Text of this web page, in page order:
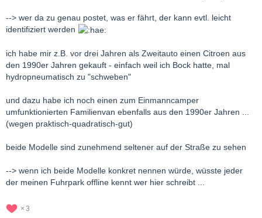
--> wer da zu genau postet, was er fährt, der kann evtl. leicht
identifiziert werden
ich habe mir z.B. vor drei Jahren als Zweitauto einen Citroen aus
den 1990er Jahren gekauft - einfach weil ich Bock hatte, mal
hydropneumatisch zu "schweben"
und dazu habe ich noch einen zum Einmanncamper
umfunktionierten Familienvan ebenfalls aus den 1990er Jahren ...
(wegen praktisch-quadratisch-gut)
beide Modelle sind zunehmend seltener auf der Straße zu sehen
--> wenn ich beide Modelle konkret nennen würde, wüsste jeder
der meinen Fuhrpark offline kennt wer hier schreibt ...
3